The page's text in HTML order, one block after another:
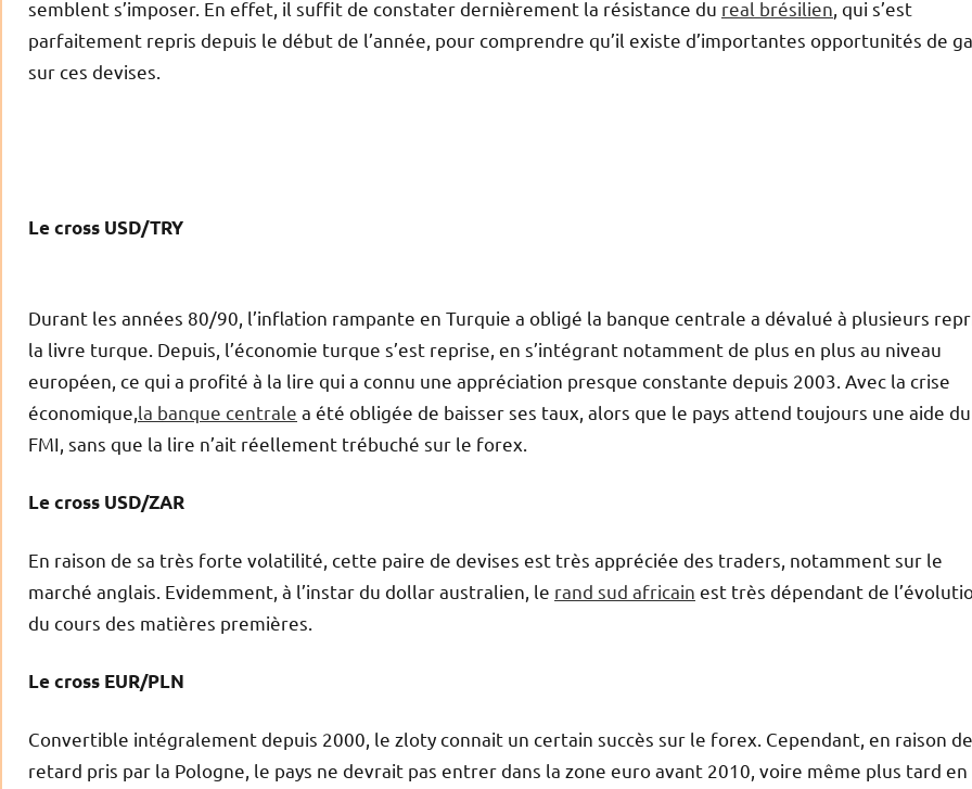
semblent s’imposer. En effet, il suffit de constater dernièrement la résistance du real brésilien , qui s’est
parfaitement repris depuis le début de l’année, pour comprendre qu’il existe d’importantes opportunités de
sur ces devises.
Le cross USD/TRY
Durant les années 80/90, l’inflation rampante en Turquie a obligé la banque centrale a dévalué à plusieurs
la livre turque. Depuis, l’économie turque s’est reprise, en s’intégrant notamment de plus en plus au niveau
européen, ce qui a profité à la lire qui a connu une appréciation presque constante depuis 2003. Avec la crise
économique, la banque centrale a été obligée de baisser ses taux, alors que le pays attend toujours une aide du
FMI, sans que la lire n’ait réellement trébuché sur le forex.
Le cross USD/ZAR
En raison de sa très forte volatilité, cette paire de devises est très appréciée des traders, notamment sur le
marché anglais. Evidemment, à l’instar du dollar australien, le rand sud africain est très dépendant de
du cours des matières premières.
Le cross EUR/PLN
Convertible intégralement depuis 2000, le zloty connait un certain succès sur le forex. Cependant, en raison de
retard pris par la Pologne, le pays ne devrait pas entrer dans la zone euro avant 2010, voire même plus tard en